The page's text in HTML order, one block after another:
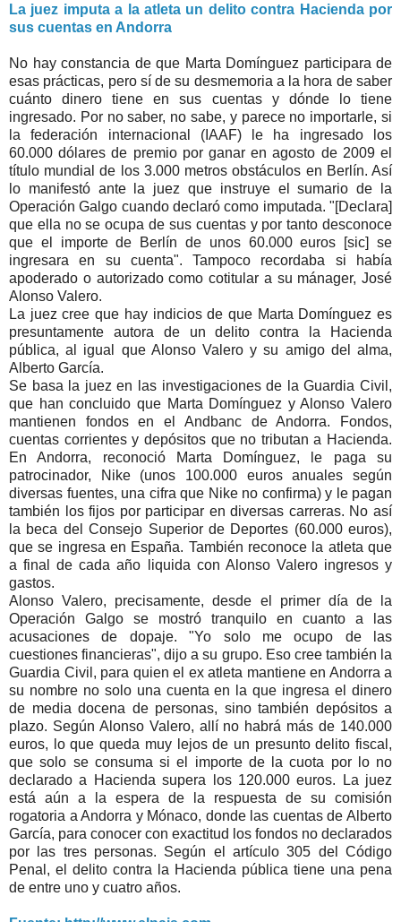
La juez imputa a la atleta un delito contra Hacienda por
sus cuentas en Andorra
No hay constancia de que Marta Domínguez participara de
esas prácticas, pero sí de su desmemoria a la hora de saber
cuánto dinero tiene en sus cuentas y dónde lo tiene
ingresado. Por no saber, no sabe, y parece no importarle, si
la federación internacional (IAAF) le ha ingresado los
60.000 dólares de premio por ganar en agosto de 2009 el
título mundial de los 3.000 metros obstáculos en Berlín. Así
lo manifestó ante la juez que instruye el sumario de la
Operación Galgo cuando declaró como imputada. "[Declara]
que ella no se ocupa de sus cuentas y por tanto desconoce
que el importe de Berlín de unos 60.000 euros [sic] se
ingresara en su cuenta". Tampoco recordaba si había
apoderado o autorizado como cotitular a su mánager, José
Alonso Valero.
La juez cree que hay indicios de que Marta Domínguez es
presuntamente autora de un delito contra la Hacienda
pública, al igual que Alonso Valero y su amigo del alma,
Alberto García.
Se basa la juez en las investigaciones de la Guardia Civil,
que han concluido que Marta Domínguez y Alonso Valero
mantienen fondos en el Andbanc de Andorra. Fondos,
cuentas corrientes y depósitos que no tributan a Hacienda.
En Andorra, reconoció Marta Domínguez, le paga su
patrocinador, Nike (unos 100.000 euros anuales según
diversas fuentes, una cifra que Nike no confirma) y le pagan
también los fijos por participar en diversas carreras. No así
la beca del Consejo Superior de Deportes (60.000 euros),
que se ingresa en España. También reconoce la atleta que
a final de cada año liquida con Alonso Valero ingresos y
gastos.
Alonso Valero, precisamente, desde el primer día de la
Operación Galgo se mostró tranquilo en cuanto a las
acusaciones de dopaje. "Yo solo me ocupo de las
cuestiones financieras", dijo a su grupo. Eso cree también la
Guardia Civil, para quien el ex atleta mantiene en Andorra a
su nombre no solo una cuenta en la que ingresa el dinero
de media docena de personas, sino también depósitos a
plazo. Según Alonso Valero, allí no habrá más de 140.000
euros, lo que queda muy lejos de un presunto delito fiscal,
que solo se consuma si el importe de la cuota por lo no
declarado a Hacienda supera los 120.000 euros. La juez
está aún a la espera de la respuesta de su comisión
rogatoria a Andorra y Mónaco, donde las cuentas de Alberto
García, para conocer con exactitud los fondos no declarados
por las tres personas. Según el artículo 305 del Código
Penal, el delito contra la Hacienda pública tiene una pena
de entre uno y cuatro años.